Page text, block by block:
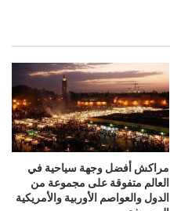
مراكش أفضل وجهة سياحية في
العالم متفوقة على مجموعة من
الدول والعواصم الأوربية والأمريكية